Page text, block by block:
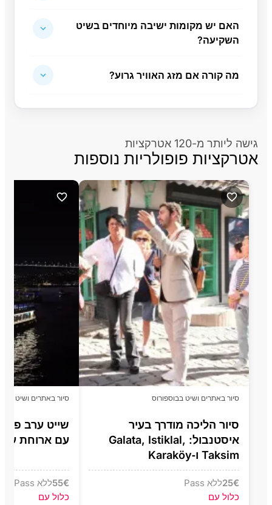
האם יש מקומות ישיבה מיוחדים בשיט
השקיעה?
מה קורה אם מזג האוויר גרוע?
גישה ליותר מ-120 אטרקציות
אטרקציות פופולריות נוספות
סיור באתרים ושיט בבוספורוס
סיור הליכה מודרך בעיר
איסטנבול: Galata, Istiklal,
Taksim ו‑Karaköy
€
25ללא Pass
כלול עם
סיור באתרים ושיט
שייט ערב
עם ארוחת
€
55ללא Pass
כלול עם